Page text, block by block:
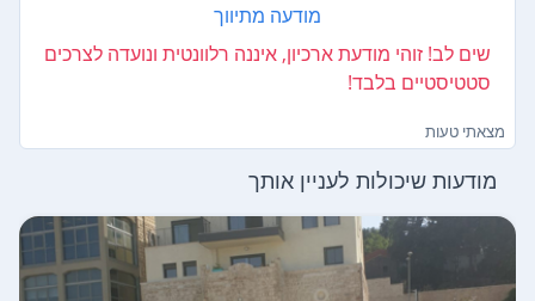
מודעה מתיווך
שים לב! זוהי מודעת ארכיון, איננה רלוונטית ונועדה לצרכים
סטטיסטיים בלבד!
מצאתי טעות
מודעות שיכולות לעניין אותך